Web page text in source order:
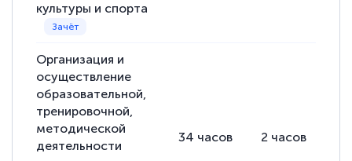
культуры и спорта
Организация и
осуществление
образовательной,
тренировочной,
методической
деятельности
34 часов 2 часов